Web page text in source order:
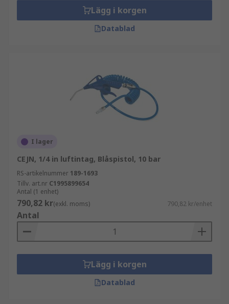
Lägg i korgen
Datablad
I lager
CEJN, 1/4 in luftintag, Blåspistol, 10 bar
RS-artikelnummer 189-1693
Tillv. art.nr C1995899654
Antal (1 enhet)
790,82 kr(exkl. moms) 790,82 kr/enhet
Antal
Lägg i korgen
Datablad